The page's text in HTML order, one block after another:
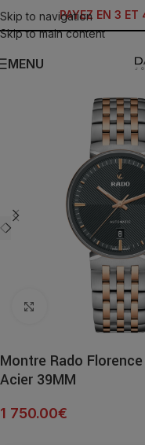
Skip to navigation
Skip to main content
PAYEZ EN 3 ET
MENU
Click to enlarge
Montre Rado
Acier 39MM
1 750.00€